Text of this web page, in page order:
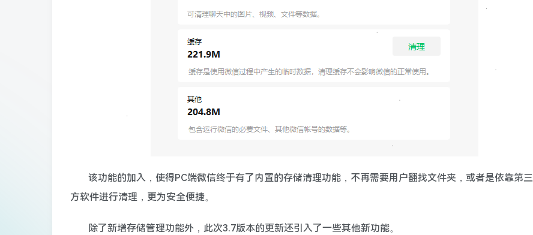
该功能的加入，使得PC端微信终于有了内置的存储清理功能，不再需要用户翻找文件夹，或者是依靠第三
方软件进行清理，更为安全便捷。
除了新增存储管理功能外，此次3.7版本的更新还引入了一些其他新功能。